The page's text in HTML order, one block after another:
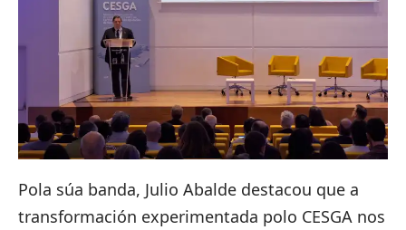
Pola súa banda, Julio Abalde destacou que a
transformación experimentada polo CESGA nos